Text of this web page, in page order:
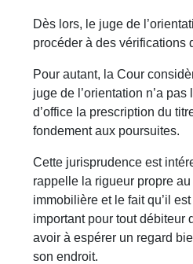
Dès lors, le juge de
procéder à des vérifications
Pour autant, la Cour
juge de l’orientation n’a
d’office la prescription du
fondement aux poursuites.
Cette jurisprudence est
rappelle la rigueur propre
immobilière et le fait qu’il
important pour tout débiteur
avoir à espérer un regard
son endroit.